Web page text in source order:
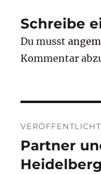
Schreibe
Du musst
Kommentar
Partner